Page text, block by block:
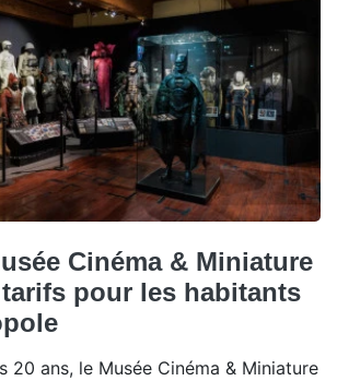
Cinéma & Miniature
pour les habitants
20 ans, le Musée Cinéma & Miniature